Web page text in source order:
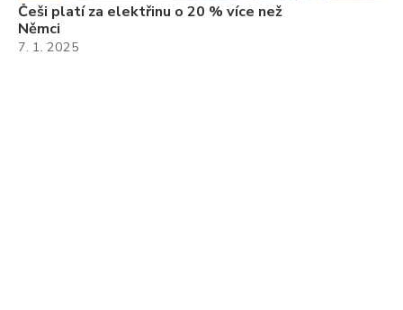
Češi platí za elektřinu o 20 % více než
Němci
7. 1. 2025